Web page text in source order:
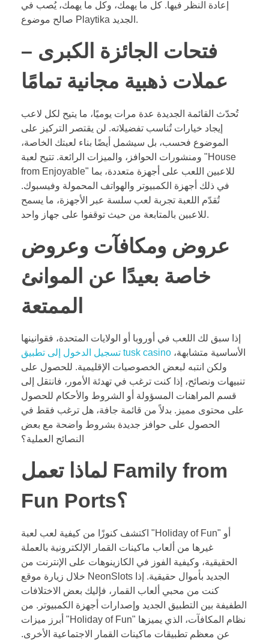
إعادة النظر فيها. كل ما يهمك، وكل ما يهمك، يُصب في
صالح موضوع Playtika الجديد.
فتحات الجائزة الكبرى –
عملات ذهبية مجانية تمامًا
تُحدّث القائمة الجديدة عدة مرات يوميًا، ما يتيح لكل لاعب
إيجاد خيارات تُناسب تفضيلاته. لن يقتصر التركيز على
الموضوع فحسب، بل سيشمل أيضًا بناء لعبتك الخاصة،
ومنشورات الحوافز، والميزات الرائعة. تتيح لعبة "House
from Enjoyable" للاعبين اللعب على أجهزة متعددة، بما
في ذلك أجهزة الكمبيوتر والهواتف المحمولة وفيسبوك.
تُقدّم اللعبة تجربة لعب سلسة عبر الأجهزة، ما يسمح
للاعبين بالمتابعة من حيث توقفوا على جهاز واحد.
عروض ومكافآت وعروض
خاصة بعيدًا عن الموانئ
الممتعة
إذا سبق لك اللعب في أوروبا أو الولايات المتحدة، فقوانينها
تسجيل الدخول إلى تطبيق tusk casino
ولكن انتبه لبعض الخصوصيات الإقليمية. للحصول على
تنبيهات ونصائح، إذا كنت ترغب في تهدئة الأمور، فانتقل إلى
قسم المراهنات المسؤولة أو الشروط والأحكام للحصول
على محتوى مميز. بدلاً من قائمة جافة، هل ترغب فقط في
الحصول على حوافز جديدة بشروط واضحة مع بعض
النصائح العملية؟
لماذا تعمل Family from
Fun Ports؟
اكتشف كنوزًا من كيفية لعب لعبة "Holiday of Fun" أو
غيرها من ألعاب ماكينات القمار الإلكترونية بالعملة
الحقيقية، وكيفية الفوز في الكازينوهات على الإنترنت من
خلال زيارة موقع NeonSlots الجديد بأموال حقيقية. إذا
كنت من محبي ألعاب القمار، فإليك بعض الاختلافات
الطفيفة بين التطبيق الجديد وإصدارات أجهزة الكمبيوتر. من
أبرز ميزات "Holiday of Fun" نظام المكافآت، الذي يميزها
عن معظم تطبيقات ماكينات القمار الاجتماعية الأخرى.